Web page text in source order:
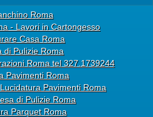
Roma
- Lavori in Cartongesso
Casa Roma
di Pulizie Roma
Roma tel 327.1739244
Pavimenti Roma
Pavimenti Roma
di Pulizie Roma
Parquet Roma